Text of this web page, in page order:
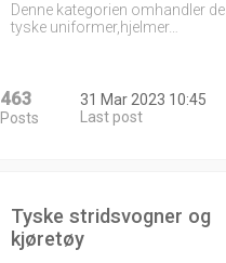
Denne kategorien omhandler de
tyske uniformer,hjelmer…
463
Posts
31 Mar 2023 10:45
Last post
Tyske stridsvogner og
kjøretøy